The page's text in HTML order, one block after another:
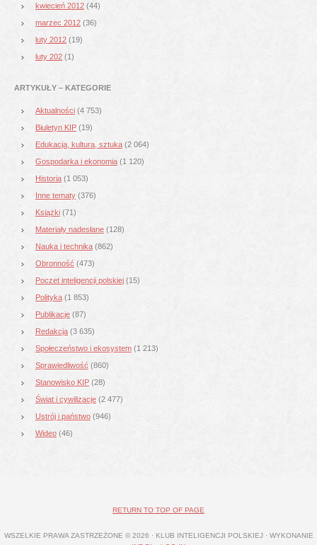
kwiecień 2012 (44)
marzec 2012 (36)
luty 2012 (19)
luty 202 (1)
ARTYKUŁY – KATEGORIE
Aktualności (4 753)
Biuletyn KIP (19)
Edukacja, kultura, sztuka (2 064)
Gospodarka i ekonomia (1 120)
Historia (1 053)
Inne tematy (376)
Książki (71)
Materiały nadesłane (128)
Nauka i technika (862)
Obronność (473)
Poczet inteligencji polskiej (15)
Polityka (1 853)
Publikacje (87)
Redakcja (3 635)
Społeczeństwo i ekosystem (1 213)
Sprawiedliwość (860)
Stanowisko KIP (28)
Świat i cywilizacje (2 477)
Ustrój i państwo (946)
Wideo (46)
RETURN TO TOP OF PAGE
WSZELKIE PRAWA ZASTRZEŻONE © 2026 · KLUB INTELIGENCJI POLSKIEJ · WYKONANIE